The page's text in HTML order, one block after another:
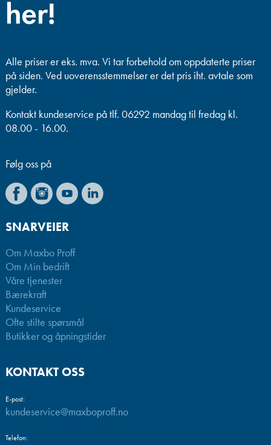
her!
Alle priser er eks. mva. Vi tar forbehold om oppdaterte priser
på siden. Ved uoverensstemmelser er det pris iht. avtale som
gjelder.
Kontakt kundeservice på tlf. 06292 mandag til fredag kl.
08.00 - 16.00.
Følg oss på
SNARVEIER
Om Maxbo Proff
Om Min bedrift
Våre tjenester
Bærekraft
Kundeservice
Ofte stilte spørsmål
Butikker og åpningstider
KONTAKT OSS
E-post:
kundeservice@maxboproff.no
Telefon: